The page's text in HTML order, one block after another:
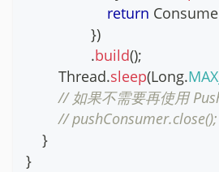
return
})
.build();
Thread.sleep(Long.
// 如果不需要再使用
// pushConsumer.close();
}
}